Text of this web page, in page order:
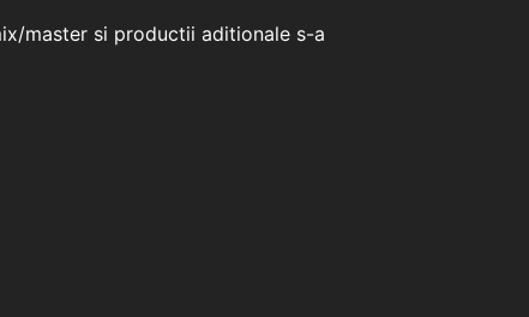
master si productii aditionale s-a